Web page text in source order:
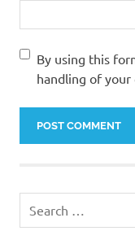
By using this
handling of your
for: